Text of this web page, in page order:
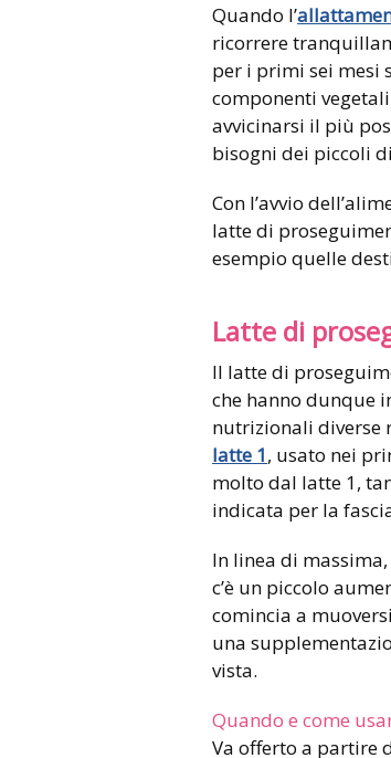
Quando l’
ricorrere
per i primi sei mesi
componenti
avvicinarsi il più
bisogni dei piccoli
Con l’avvio
latte di
esempio quelle
Latte di
Il latte di
che hanno dunque
nutrizionali diverse
latte 1, usato nei
molto dal latte 1,
indicata per la
In linea di
c’è un piccolo
comincia a
una
vista.
Quando e come
Va offerto a partire